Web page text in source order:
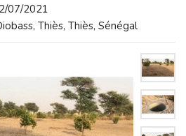
07/2021
Thiès, Thiès, Sénégal